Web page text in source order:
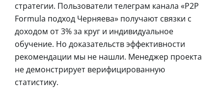
стратегии. Пользователи телеграм канала «P2P
Formula подход Черняева» получают связки с
доходом от 3% за круг и индивидуальное
обучение. Но доказательств эффективности
рекомендации мы не нашли. Менеджер проекта
не демонстрирует верифицированную
статистику.